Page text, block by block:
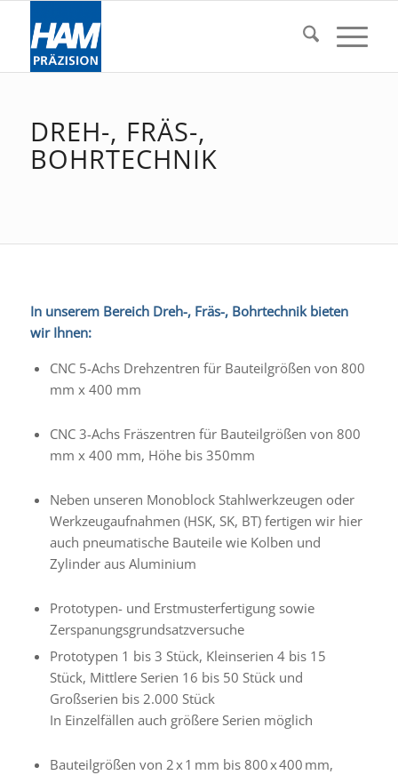
DREH-, FRÄS-,
BOHRTECHNIK
In unserem Bereich Dreh-, Fräs-, Bohrtechnik bieten
wir Ihnen:
CNC 5-Achs Drehzentren für Bauteilgrößen von 800
mm x 400 mm
CNC 3-Achs Fräszentren für Bauteilgrößen von 800
mm x 400 mm, Höhe bis 350mm
Neben unseren Monoblock Stahlwerkzeugen oder
Werkzeugaufnahmen (HSK, SK, BT) fertigen wir hier
auch pneumatische Bauteile wie Kolben und
Zylinder aus Aluminium
Prototypen- und Erstmusterfertigung sowie
Zerspanungsgrundsatzversuche
Prototypen 1 bis 3 Stück, Kleinserien 4 bis 15
Stück, Mittlere Serien 16 bis 50 Stück und
Großserien bis 2.000 Stück
In Einzelfällen auch größere Serien möglich
Bauteilgrößen von 2 x 1 mm bis 800 x 400 mm,